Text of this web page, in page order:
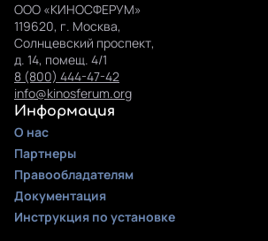
ООО «КИНОСФЕРУМ»
119620, г. Москва,
Солнцевский проспект,
д. 14, помещ. 4/1
8 (800) 444-47-42
info@kinosferum.org
Информация
О нас
Партнеры
Правообладателям
Документация
Инструкция по установке